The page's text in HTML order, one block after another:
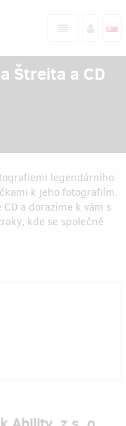
Štreita a CD
legendárního
k jeho fotografiím.
a dorazíme k vám s
kde se společně